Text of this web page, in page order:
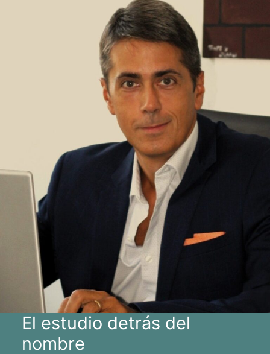
El estudio detrás del
nombre